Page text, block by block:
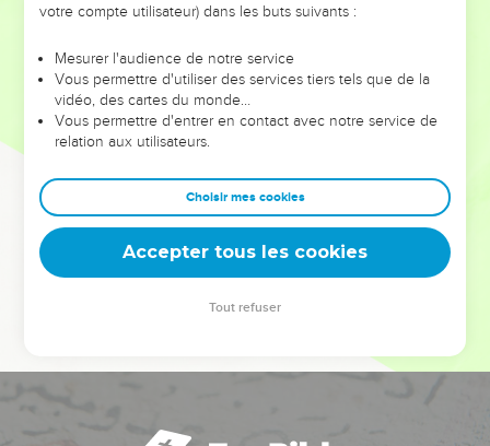
leur foi ou leur vision. Mais on voit moins les doutes, les erreurs
et les saisons difficiles qu'ils ont traversés, alors même que ce
sont elles qui les ont façonnés.
Dans cette conférence, leaders, entrepreneurs, et responsables
clés pour avancer avec plus de sagesse afin que leurs erreurs
deviennent vos tremplins. Que vous guidiez un ministère, une
équipe, un groupe ou une famille, leur expérience est faite
votre compte utilisateur) dans les buts suivants :
Mesurer l'audience de notre service
Vous permettre d'utiliser des services tiers tels que de la
vidéo, des cartes du monde…
Vous permettre d'entrer en contact avec notre service de
relation aux utilisateurs.
Choisir mes cookies
Accepter tous les cookies
Tout refuser